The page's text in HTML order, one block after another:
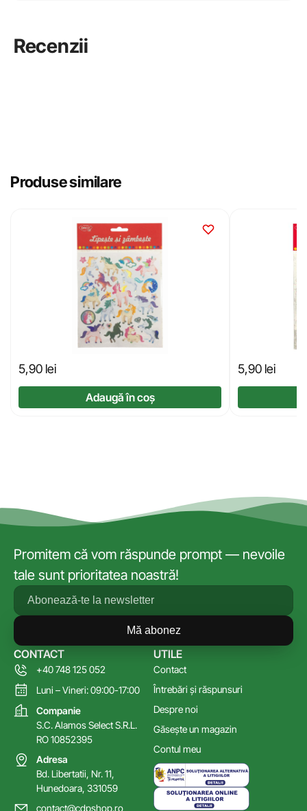
Recenzii
Produse similare
5,90 lei
Adaugă în coș
5,90 lei
Promitem că vom răspunde prompt — nevoile
tale sunt prioritatea noastră!
Mă abonez
UTILE
Contact
Întrebări și răspunsuri
Despre noi
Găsește un magazin
Contul meu
CONTACT
+40 748 125 052
Luni – Vineri: 09:00-17:00
Companie
S.C. Alamos Select S.R.L.
RO 10852395
Adresa
Bd. Libertatii, Nr. 11,
Hunedoara, 331059
contact@cdpshop.ro